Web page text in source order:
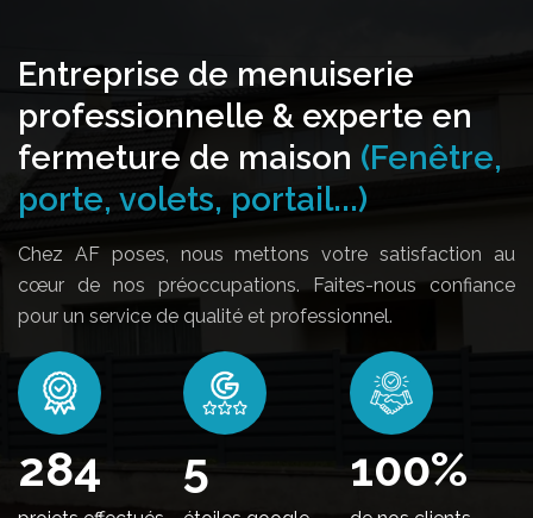
Entreprise de menuiserie
professionnelle & experte en
fermeture de maison (Fenêtre,
porte, volets, portail...)
Chez AF poses, nous mettons votre satisfaction au
cœur de nos préoccupations. Faites-nous confiance
pour un service de qualité et professionnel.
342 5 100%